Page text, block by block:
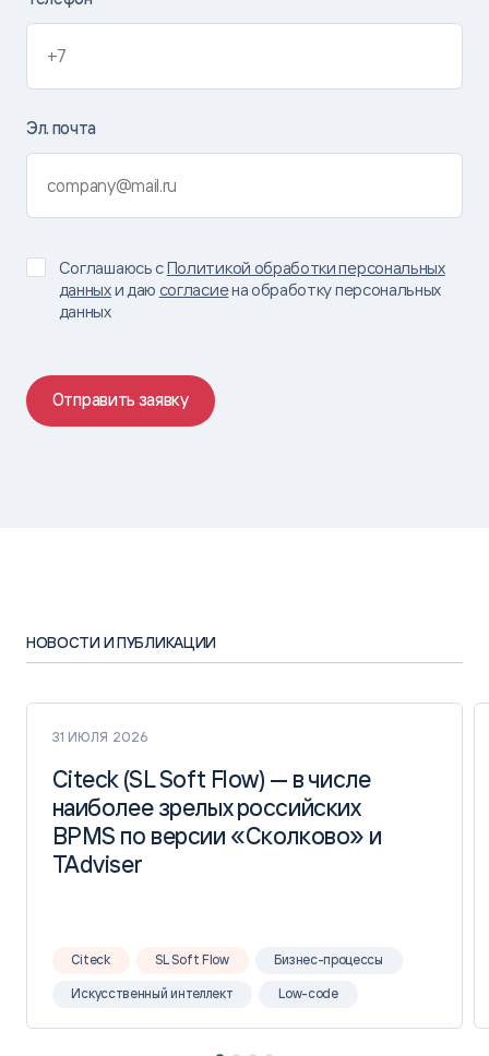
Эл. почта
Соглашаюсь сПолитикой обработки персональных
данныхи даю согласиена обработку персональных
данных
Отправить заявку
НОВОСТИ И ПУБЛИКАЦИИ
31 ИЮЛЯ 2026
Citeck (SL Soft Flow) — в числе
наиболее зрелых российских
BPMS по версии «Сколково» и
TAdviser
Citeck (SL Soft Flow) — в числе
наиболее зрелых российских
BPMS по версии «Сколково» и
TAdviser
Citeck SL Soft Flow Бизнес-процессы
Искусственный интеллект Low-code